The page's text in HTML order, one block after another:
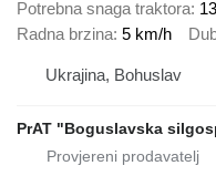
Potrebna snaga traktora
Radna brzina 5 km/h
Ukrajina, Bohuslav
PrAT "Boguslavska